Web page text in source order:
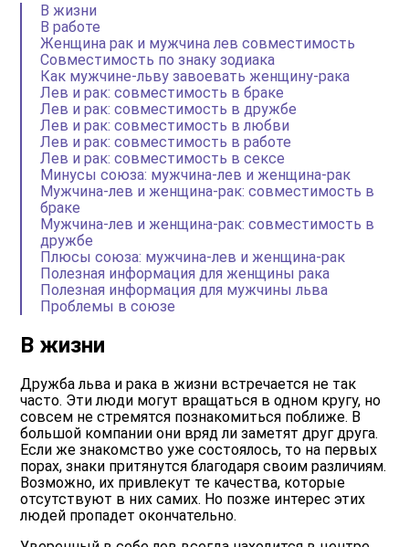
В жизни
В работе
Женщина рак и мужчина лев совместимость
Совместимость по знаку зодиака
Как мужчине-льву завоевать женщину-рака
Лев и рак: совместимость в браке
Лев и рак: совместимость в дружбе
Лев и рак: совместимость в любви
Лев и рак: совместимость в работе
Лев и рак: совместимость в сексе
Минусы союза: мужчина-лев и женщина-рак
Мужчина-лев и женщина-рак: совместимость в
браке
Мужчина-лев и женщина-рак: совместимость в
дружбе
Плюсы союза: мужчина-лев и женщина-рак
Полезная информация для женщины рака
Полезная информация для мужчины льва
Проблемы в союзе
В жизни
Дружба льва и рака в жизни встречается не так
часто. Эти люди могут вращаться в одном кругу, но
совсем не стремятся познакомиться поближе. В
большой компании они вряд ли заметят друг друга.
Если же знакомство уже состоялось, то на первых
порах, знаки притянутся благодаря своим различиям.
Возможно, их привлекут те качества, которые
отсутствуют в них самих. Но позже интерес этих
людей пропадет окончательно.